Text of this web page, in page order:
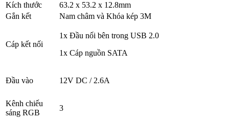
Kích thước
63.2 x 53.2 x 12.8mm
Gắn kết
Nam châm và Khóa kép 3M
Cáp kết nối
1x Đầu nối bên trong USB 2.0
1x Cáp nguồn SATA
Đầu vào 12V DC / 2.6A
Kênh chiếu
sáng RGB
3